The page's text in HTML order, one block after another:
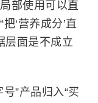
部使用可以直
‘营养成分’直
层面是不成立
”产品归入“买